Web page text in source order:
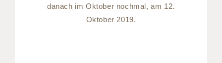
danach im Oktober nochmal, am 12.
Oktober 2019.